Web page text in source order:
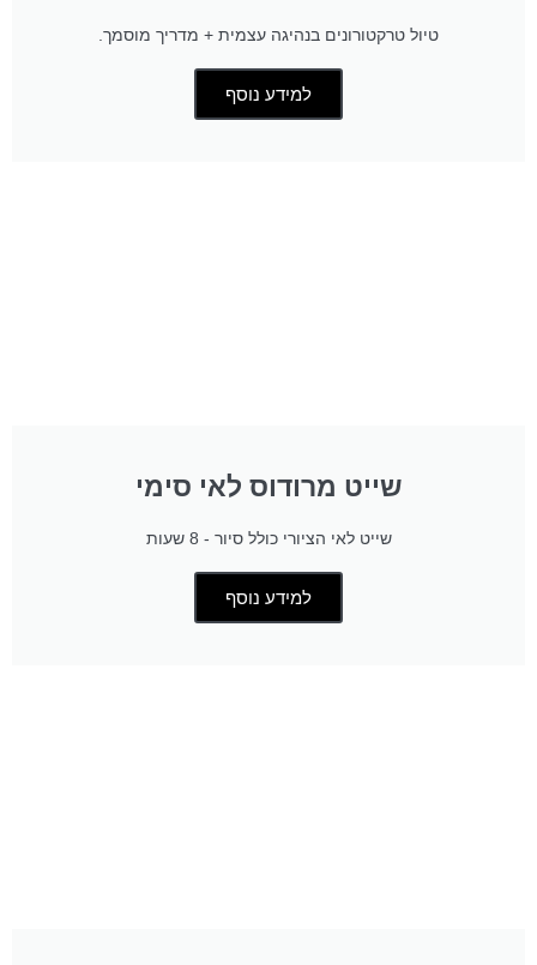
טיול טרקטורונים בנהיגה עצמית + מדריך מוסמך.
למידע נוסף
שייט מרודוס לאי סימי
שייט לאי הציורי כולל סיור - 8 שעות
למידע נוסף